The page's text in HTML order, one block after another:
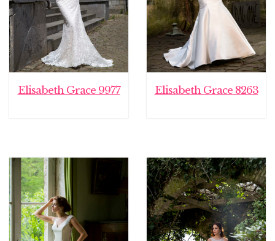
Elisabeth Grace 9977 Elisabeth Grace 8263